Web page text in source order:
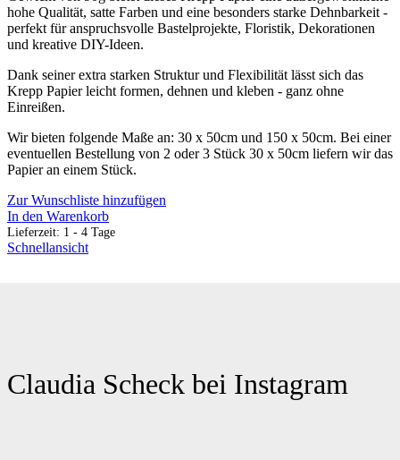
hohe Qualität, satte Farben und eine besonders starke Dehnbarkeit -
perfekt für anspruchsvolle Bastelprojekte, Floristik, Dekorationen
und kreative DIY-Ideen.
Dank seiner extra starken Struktur und Flexibilität lässt sich das
Krepp Papier leicht formen, dehnen und kleben - ganz ohne
Einreißen.
Wir bieten folgende Maße an: 30 x 50cm und 150 x 50cm. Bei einer
eventuellen Bestellung von 2 oder 3 Stück 30 x 50cm liefern wir das
Papier an einem Stück.
Zur Wunschliste hinzufügen
In den Warenkorb
Lieferzeit: 1 - 4 Tage
Schnellansicht
Claudia Scheck bei Instagram